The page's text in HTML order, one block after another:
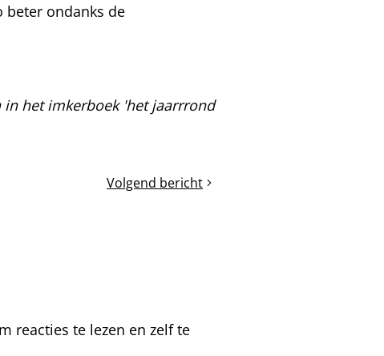
beter ondanks de
in het imkerboek 'het jaarrrond
Volgend bericht
Verbruik
reacties te lezen en zelf te